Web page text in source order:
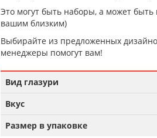
Это могут быть наборы, а может быть
вашим близким)
Выбирайте из предложенных
менеджеры помогут вам!
Вид глазури
Вкус
Размер в упаковке